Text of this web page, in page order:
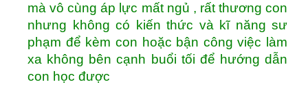
mà vô cùng áp lực mất ngủ , rất thương con
nhưng không có kiến thức và kĩ năng sư
phạm để kèm con hoặc bận công việc làm
xa không bên cạnh buổi tối để hướng dẫn
con học được